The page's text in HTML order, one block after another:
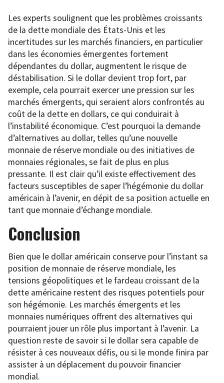
Les experts soulignent que les problèmes croissants
de la dette mondiale des États-Unis et les
incertitudes sur les marchés financiers, en particulier
dans les économies émergentes fortement
dépendantes du dollar, augmentent le risque de
déstabilisation. Si le dollar devient trop fort, par
exemple, cela pourrait exercer une pression sur les
marchés émergents, qui seraient alors confrontés au
coût de la dette en dollars, ce qui conduirait à
l’instabilité économique. C’est pourquoi la demande
d’alternatives au dollar, telles qu’une nouvelle
monnaie de réserve mondiale ou des initiatives de
monnaies régionales, se fait de plus en plus
pressante. Il est clair qu’il existe effectivement des
facteurs susceptibles de saper l’hégémonie du dollar
américain à l’avenir, en dépit de sa position actuelle en
tant que monnaie d’échange mondiale.
Conclusion
Bien que le dollar américain conserve pour l’instant sa
position de monnaie de réserve mondiale, les
tensions géopolitiques et le fardeau croissant de la
dette américaine restent des risques potentiels pour
son hégémonie. Les marchés émergents et les
monnaies numériques offrent des alternatives qui
pourraient jouer un rôle plus important à l’avenir. La
question reste de savoir si le dollar sera capable de
résister à ces nouveaux défis, ou si le monde finira par
assister à un déplacement du pouvoir financier
mondial.